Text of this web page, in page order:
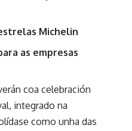
Michelin
as empresas
coa celebración
integrado na
como unha das